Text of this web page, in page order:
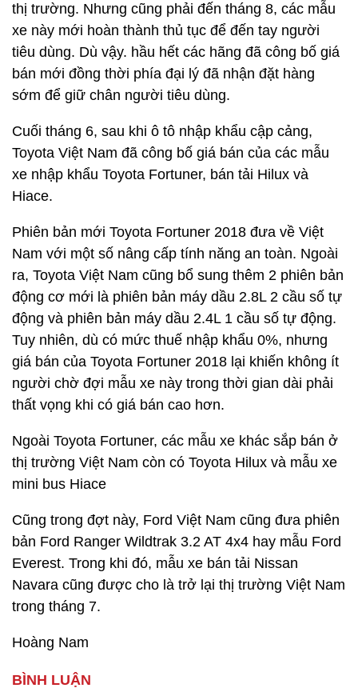
thị trường. Nhưng cũng phải đến tháng 8, các mẫu
xe này mới hoàn thành thủ tục để đến tay người
tiêu dùng. Dù vậy. hầu hết các hãng đã công bố giá
bán mới đồng thời phía đại lý đã nhận đặt hàng
sớm để giữ chân người tiêu dùng.
Cuối tháng 6, sau khi ô tô nhập khẩu cập cảng,
Toyota Việt Nam đã công bố giá bán của các mẫu
xe nhập khẩu Toyota Fortuner, bán tải Hilux và
Hiace.
Phiên bản mới Toyota Fortuner 2018 đưa về Việt
Nam với một số nâng cấp tính năng an toàn. Ngoài
ra, Toyota Việt Nam cũng bổ sung thêm 2 phiên bản
động cơ mới là phiên bản máy dầu 2.8L 2 cầu số tự
động và phiên bản máy dầu 2.4L 1 cầu số tự động.
Tuy nhiên, dù có mức thuế nhập khẩu 0%, nhưng
giá bán của Toyota Fortuner 2018 lại khiến không ít
người chờ đợi mẫu xe này trong thời gian dài phải
thất vọng khi có giá bán cao hơn.
Ngoài Toyota Fortuner, các mẫu xe khác sắp bán ở
thị trường Việt Nam còn có Toyota Hilux và mẫu xe
mini bus Hiace
Cũng trong đợt này, Ford Việt Nam cũng đưa phiên
bản Ford Ranger Wildtrak 3.2 AT 4x4 hay mẫu Ford
Everest. Trong khi đó, mẫu xe bán tải Nissan
Navara cũng được cho là trở lại thị trường Việt Nam
trong tháng 7.
Hoàng Nam